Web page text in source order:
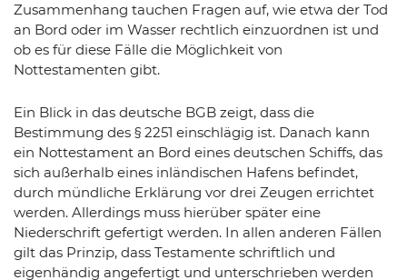
Zusammenhang tauchen Fragen auf, wie etwa der Tod
an Bord oder im Wasser rechtlich einzuordnen ist und
ob es für diese Fälle die Möglichkeit von
Nottestamenten gibt.
Ein Blick in das deutsche BGB zeigt, dass die
Bestimmung des § 2251 einschlägig ist. Danach kann
ein Nottestament an Bord eines deutschen Schiffs, das
sich außerhalb eines inländischen Hafens befindet,
durch mündliche Erklärung vor drei Zeugen errichtet
werden. Allerdings muss hierüber später eine
Niederschrift gefertigt werden. In allen anderen Fällen
gilt das Prinzip, dass Testamente schriftlich und
eigenhändig angefertigt und unterschrieben werden